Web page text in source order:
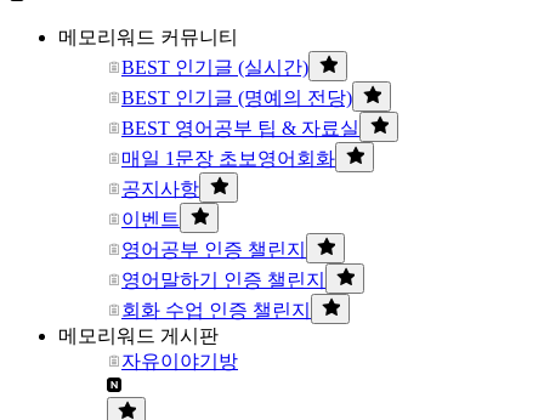
메모리워드 커뮤니티
BEST 인기글 (실시간)
BEST 인기글 (명예의 전당)
BEST 영어공부 팁 & 자료실
매일 1문장 초보영어회화
공지사항
이벤트
영어공부 인증 챌린지
영어말하기 인증 챌린지
회화 수업 인증 챌린지
메모리워드 게시판
자유이야기방